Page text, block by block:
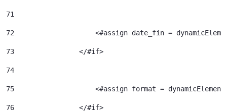
71
72
<#assign date_fin =
73
                </#if>
74
75
<#assign format =
76
                </#if>